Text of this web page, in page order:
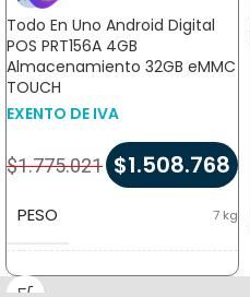
Todo En Uno Android Digital
POS PRT156A 4GB
Almacenamiento 32GB eMMC
TOUCH
EXENTO DE IVA
$1.775.021 $1.508.768
PESO 7 kg
DIMENSIONES